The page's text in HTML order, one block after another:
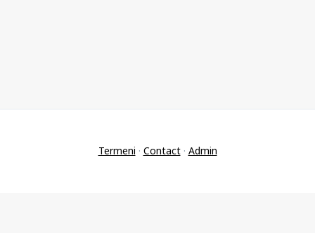
Termeni · Contact· Admin